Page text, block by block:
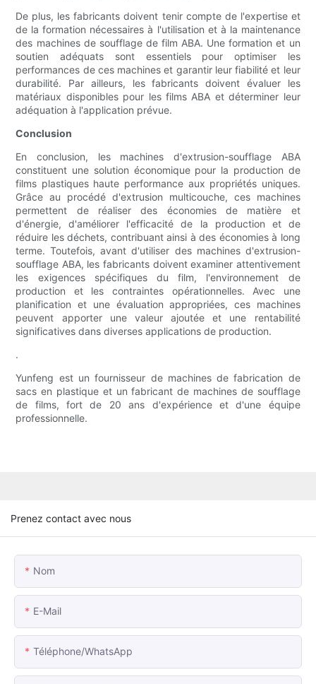
De plus, les fabricants doivent tenir compte de l'expertise et
de la formation nécessaires à l'utilisation et à la maintenance
des machines de soufflage de film ABA. Une formation et un
soutien adéquats sont essentiels pour optimiser les
performances de ces machines et garantir leur fiabilité et leur
durabilité. Par ailleurs, les fabricants doivent évaluer les
matériaux disponibles pour les films ABA et déterminer leur
adéquation à l'application prévue.
Conclusion
En conclusion, les machines d'extrusion-soufflage ABA
constituent une solution économique pour la production de
films plastiques haute performance aux propriétés uniques.
Grâce au procédé d'extrusion multicouche, ces machines
permettent de réaliser des économies de matière et
d'énergie, d'améliorer l'efficacité de la production et de
réduire les déchets, contribuant ainsi à des économies à long
terme. Toutefois, avant d'utiliser des machines d'extrusion-
soufflage ABA, les fabricants doivent examiner attentivement
les exigences spécifiques du film, l'environnement de
production et les contraintes opérationnelles. Avec une
planification et une évaluation appropriées, ces machines
peuvent apporter une valeur ajoutée et une rentabilité
significatives dans diverses applications de production.
.
Yunfeng est un fournisseur de machines de fabrication de
sacs en plastique et un fabricant de machines de soufflage
de films, fort de 20 ans d'expérience et d'une équipe
professionnelle.
Prenez contact avec nous
Nom
E-Mail
Téléphone/WhatsApp